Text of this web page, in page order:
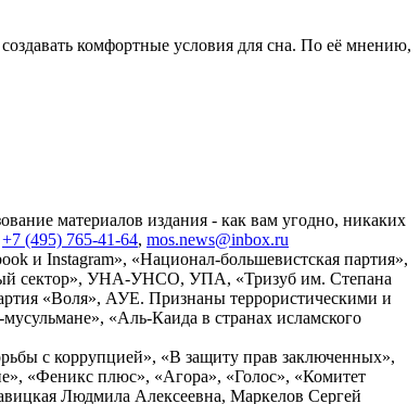
комфортные условия для сна. По её мнению,
материалов издания - как вам угодно, никаких
+7 (495) 765-41-64, mos.news@inbox.ru
и Instagram», «Национал-большевистская партия»,
сектор», УНА-УНСО, УПА, «Тризуб им. Степана
«Воля», АУЕ. Признаны террористическими и
«Аль-Каида в странах исламского
с коррупцией», «В защиту прав заключенных»,
«Феникс плюс», «Агора», «Голос», «Комитет
Людмила Алексеевна, Маркелов Сергей